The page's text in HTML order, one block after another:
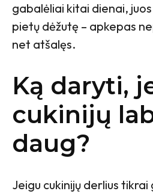
gabalėliai kitai dienai,
pietų dėžutę – apkepas
net atšalęs.
Ką daryti,
cukinijų
daug?
Jeigu cukinijų derlius